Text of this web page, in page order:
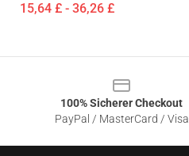
15,64 £ - 36,26 £
100% Sicherer Checkout
PayPal / MasterCard / Visa